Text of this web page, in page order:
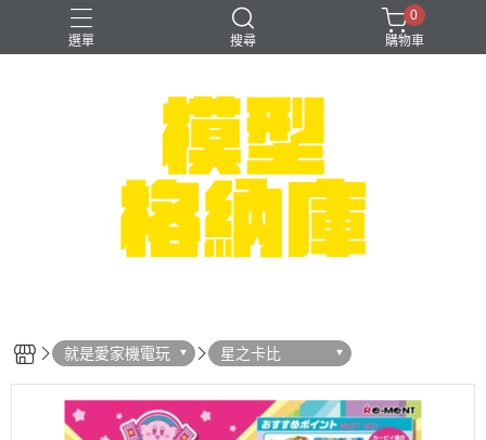
選單 搜尋
可以色色
崩壞：星穹鐵道
0
購物車
就是愛家機電玩 星之卡比